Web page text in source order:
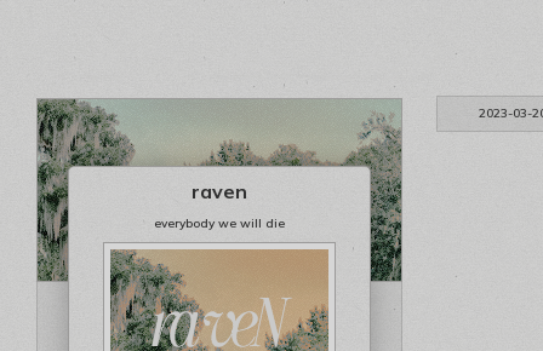
2023-03-
raven
everybody we will die